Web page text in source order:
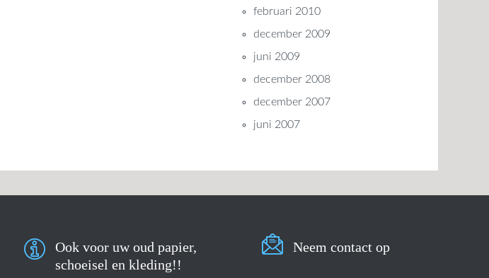
februari 2010
december 2009
juni 2009
december 2008
december 2007
juni 2007
Ook voor uw oud papier,
schoeisel en kleding!!
Neem contact op